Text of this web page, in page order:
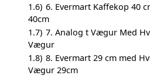
1.6) 6. Evermart Kaffekop 40
40cm
1.7) 7. Analog t Vægur Med
Vægur
1.8) 8. Evermart 29 cm med
Vægur 29cm